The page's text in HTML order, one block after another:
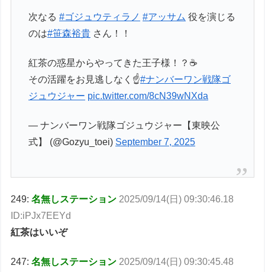
次なる#ゴジュウティラノ #アッサム 役を演じる
のは#笹森裕貴 さん！！
紅茶の惑星からやってきた王子様！？☕️
その活躍をお見逃しなく☝️#ナンバーワン戦隊ゴ
ジュウジャー pic.twitter.com/8cN39wNXda
— ナンバーワン戦隊ゴジュウジャー【東映公
式】 (@Gozyu_toei) September 7, 2025
249:名無しステーション 2025/09/14(日) 09:30:46.18
ID:iPJx7EEYd
紅茶はいいぞ
247:名無しステーション 2025/09/14(日) 09:30:45.48